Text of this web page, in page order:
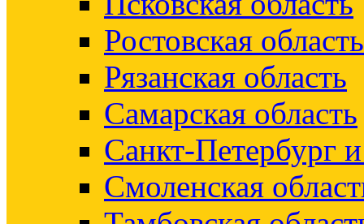
Ростовская область
Рязанская область
Самарская область
Санкт-Петербург
Смоленская